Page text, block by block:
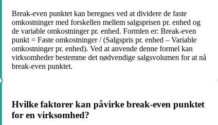
Break-even punktet kan beregnes ved at dividere de faste
omkostninger med forskellen mellem salgsprisen pr. enhed og
de variable omkostninger pr. enhed. Formlen er: Break-even
punkt = Faste omkostninger / (Salgspris pr. enhed – Variable
omkostninger pr. enhed). Ved at anvende denne formel kan
virksomheder bestemme det nødvendige salgsvolumen for at nå
break-even punktet.
Hvilke faktorer kan påvirke break-even punktet
for en virksomhed?